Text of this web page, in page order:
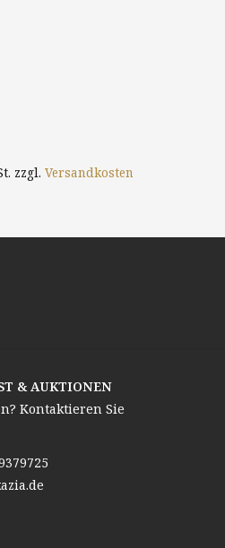
zzgl. Versandkosten
& AUKTIONEN
Kontaktieren Sie